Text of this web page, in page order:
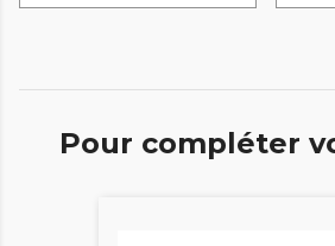
Pour compléter